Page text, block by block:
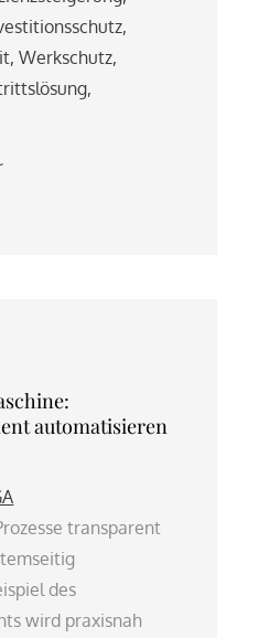
,
,Werkschutz,
,
automatisieren
transparent
des
wird praxisnah